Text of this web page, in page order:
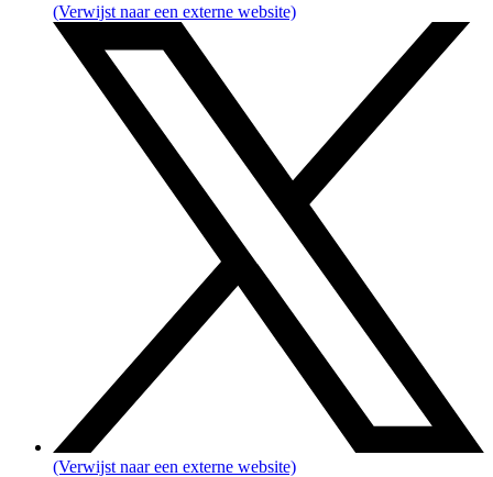
(Verwijst naar een externe website)
(Verwijst naar een externe website)